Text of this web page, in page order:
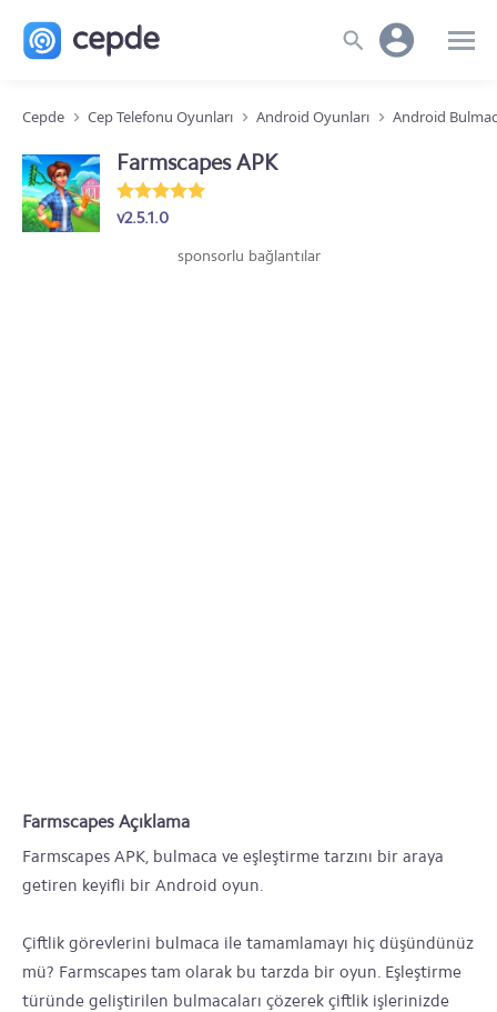
Cepde Cep Telefonu Oyunları Android Oyunları Android
Farmscapes APK
v2.5.1.0
sponsorlu bağlantılar
Farmscapes Açıklama
Farmscapes APK, bulmaca ve eşleştirme tarzını bir araya
getiren keyifli bir Android oyun.
Çiftlik görevlerini bulmaca ile tamamlamayı hiç düşündünüz
mü? Farmscapes tam olarak bu tarzda bir oyun. Eşleştirme
türünde geliştirilen bulmacaları çözerek çiftlik işlerinizde